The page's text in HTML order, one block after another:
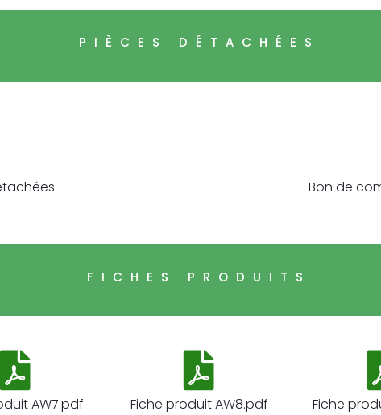
PIÈCES DÉTACHÉES
Bon de
FICHES PRODUITS
AW7.pdf Fiche produit AW8.pdf Fiche